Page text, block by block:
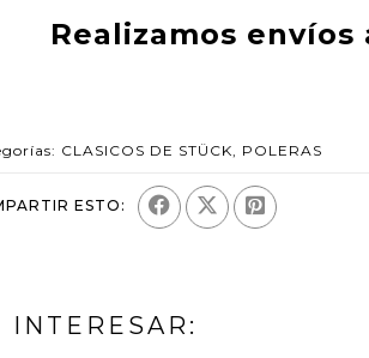
Realizamos envíos
CLASICOS DE STÜCK, POLERAS
ESTO: